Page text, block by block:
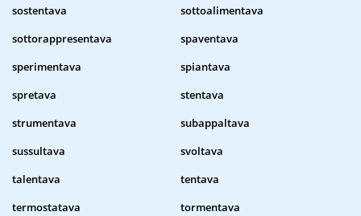
sostentava
sottoalimentava
sottorappresentava
spaventava
sperimentava
spiantava
spretava
stentava
strumentava
subappaltava
sussultava
svoltava
talentava
tentava
termostatava
tormentava